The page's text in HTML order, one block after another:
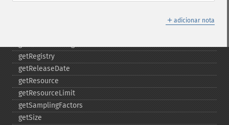
＋ adicionar nota
getRegistry
getReleaseDate
getResource
getResourceLimit
getSamplingFactors
getSize